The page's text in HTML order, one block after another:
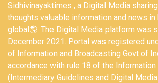
Sidhivinayaktimes , a Digital Media
thoughts valuable information and news in
global🌎. The Digital Media platform was
December 2021. Portal was registered
of Information and Broadcasting Govt of
accordance with rule 18 of the Information
(Intermediary Guidelines and Digital